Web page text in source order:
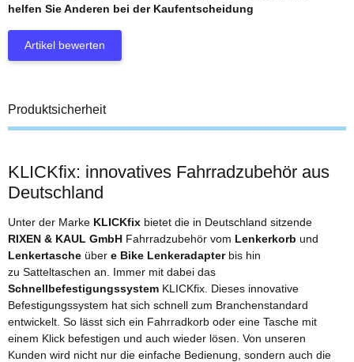
helfen Sie Anderen bei der Kaufentscheidung
Artikel bewerten
Produktsicherheit
KLICKfix: innovatives Fahrradzubehör aus
Deutschland
Unter der Marke KLICKfix bietet die in Deutschland sitzende
RIXEN & KAUL GmbH Fahrradzubehör vom Lenkerkorb und
Lenkertasche über e Bike Lenkeradapterbis hin
zu Satteltaschen an. Immer mit dabei das
Schnellbefestigungssystem KLICKfix. Dieses innovative
Befestigungssystem hat sich schnell zum Branchenstandard
entwickelt. So lässt sich ein Fahrradkorb oder eine Tasche mit
einem Klick befestigen und auch wieder lösen. Von unseren
Kunden wird nicht nur die einfache Bedienung, sondern auch die